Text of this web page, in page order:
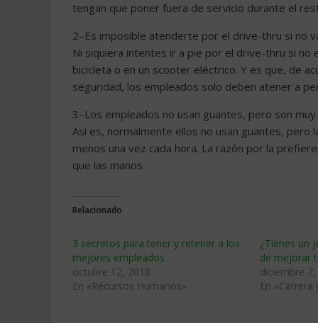
tengan que poner fuera de servicio durante el
2–Es imposible atenderte por el drive-thru si no
Ni siquiera intentes ir a pie por el drive-thru si no
bicicleta o en un scooter eléctrico. Y es que, de
seguridad, los empleados solo deben atener a
3–Los empleados no usan guantes, pero son
Así es, normalmente ellos no usan guantes, pero
menos una vez cada hora. La razón por la
que las manos.
Relacionado
3 secretos para tener y retener a los
mejores empleados
octubre 12, 2018
En «Recursos Humanos»
¿Tienes un
de mejorar
diciembre
En «Carrera